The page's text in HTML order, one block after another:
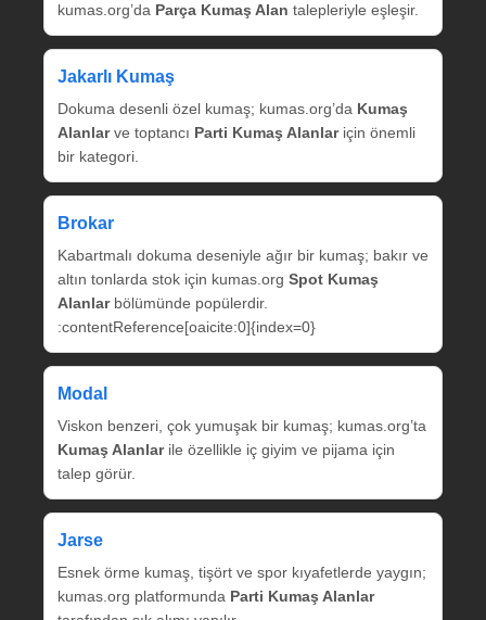
kumas.org’da Parça Kumaş Alan talepleriyle eşleşir.
Jakarlı Kumaş
Dokuma desenli özel kumaş; kumas.org’da Kumaş
Alanlarve toptancı Parti Kumaş Alanlariçin önemli
bir kategori.
Brokar
Kabartmalı dokuma deseniyle ağır bir kumaş; bakır ve
altın tonlarda stok için kumas.org Spot Kumaş
Alanlarbölümünde popülerdir.
:contentReference[oaicite:0]{index=0}
Modal
Viskon benzeri, çok yumuşak bir kumaş; kumas.org’ta
Kumaş Alanlarile özellikle iç giyim ve pijama için
talep görür.
Jarse
Esnek örme kumaş, tişört ve spor kıyafetlerde yaygın;
kumas.org platformunda Parti Kumaş Alanlar